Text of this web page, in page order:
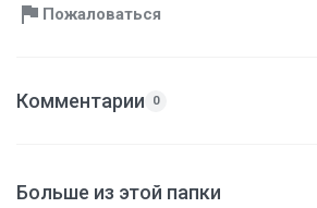
Пожаловаться
Комментарии 0
Больше из этой папки